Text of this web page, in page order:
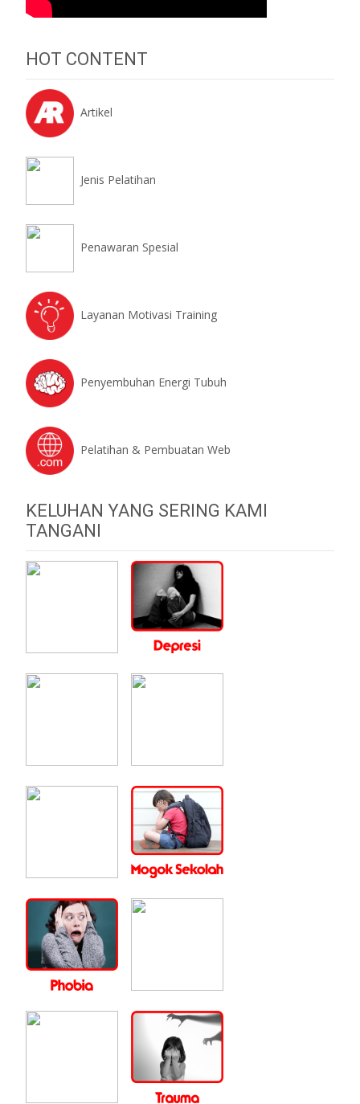
HOT CONTENT
Artikel
Jenis Pelatihan
Penawaran Spesial
Layanan Motivasi Training
Penyembuhan Energi Tubuh
Pelatihan & Pembuatan Web
KELUHAN YANG SERING KAMI
TANGANI